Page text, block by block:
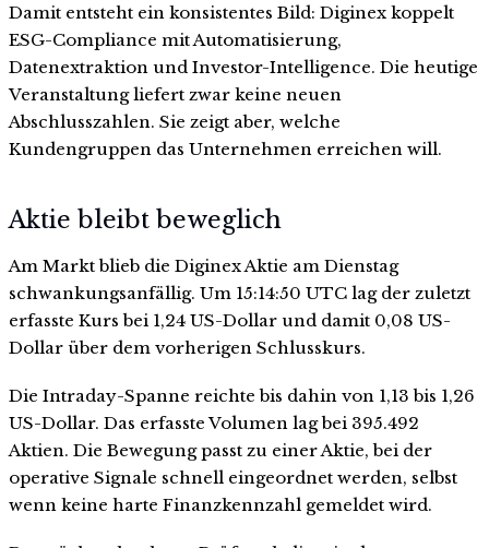
Damit entsteht ein konsistentes Bild: Diginex koppelt
ESG-Compliance mit Automatisierung,
Datenextraktion und Investor-Intelligence. Die heutige
Veranstaltung liefert zwar keine neuen
Abschlusszahlen. Sie zeigt aber, welche
Kundengruppen das Unternehmen erreichen will.
Aktie bleibt beweglich
Am Markt blieb die Diginex Aktie am Dienstag
schwankungsanfällig. Um 15:14:50 UTC lag der zuletzt
erfasste Kurs bei 1,24 US-Dollar und damit 0,08 US-
Dollar über dem vorherigen Schlusskurs.
Die Intraday-Spanne reichte bis dahin von 1,13 bis 1,26
US-Dollar. Das erfasste Volumen lag bei 395.492
Aktien. Die Bewegung passt zu einer Aktie, bei der
operative Signale schnell eingeordnet werden, selbst
wenn keine harte Finanzkennzahl gemeldet wird.